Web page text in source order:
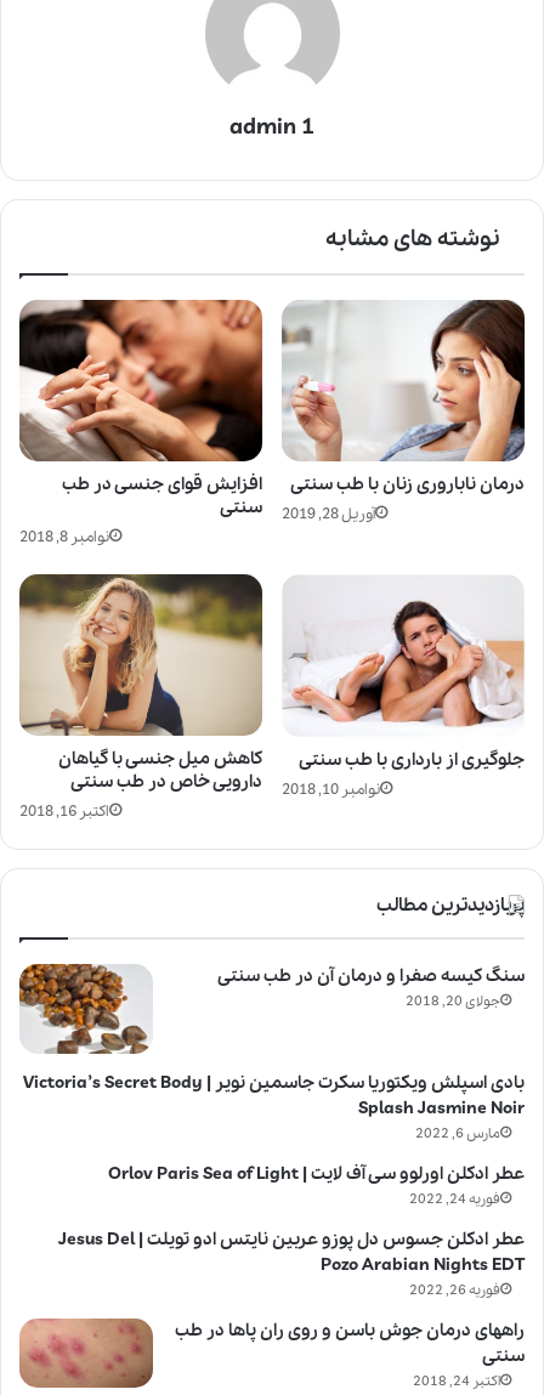
admin 1
نوشته های مشابه
افزایش قوای جنسی در طب
سنتی
نوامبر 8, 2018
درمان ناباروری زنان با طب سنتی
آوریل 28, 2019
کاهش میل جنسی با گیاهان
دارویی خاص در طب سنتی
اکتبر 16, 2018
جلوگیری از بارداری با طب سنتی
نوامبر 10, 2018
پربازدیدترین مطالب
سنگ کیسه صفرا و درمان آن در طب سنتی
جولای 20, 2018
بادی اسپلش ویکتوریا سکرت جاسمین نویر | Victoria’s Secret Body
Splash Jasmine Noir
مارس 6, 2022
عطر ادکلن اورلوو سی آف لایت | Orlov Paris Sea of Light
فوریه 24, 2022
عطر ادکلن جسوس دل پوزو عربین نایتس ادو تویلت | Jesus Del
Pozo Arabian Nights EDT
فوریه 26, 2022
راههای درمان جوش باسن و روی ران پاها در طب
سنتی
اکتبر 24, 2018